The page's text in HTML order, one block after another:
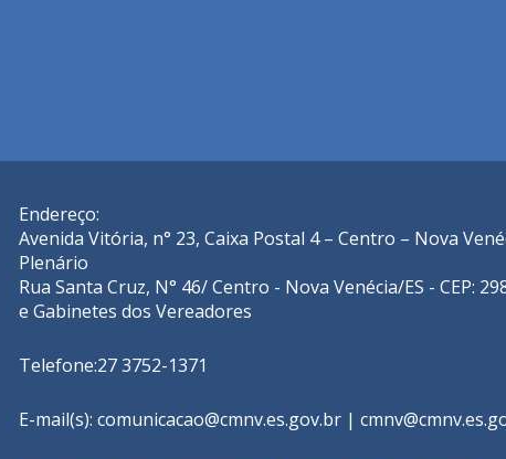
Endereço:
Avenida Vitória, n° 23, Caixa Postal 4 – Centro – Nova
Plenário
Rua Santa Cruz, N° 46/ Centro - Nova Venécia/ES - CEP:
e Gabinetes dos Vereadores
Telefone:27 3752-1371
E-mail(s): comunicacao@cmnv.es.gov.br |